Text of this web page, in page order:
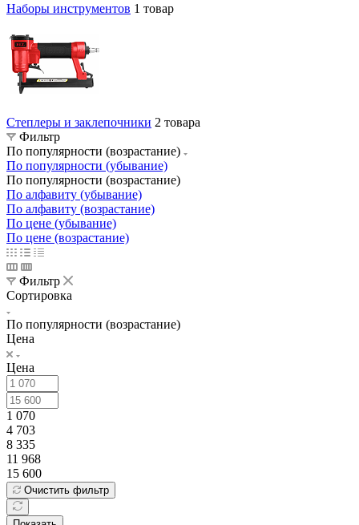
Наборы инструментов 1 товар
Степлеры и заклепочники 2 товара
Фильтр
По популярности (возрастание)
По популярности (убывание)
По популярности (возрастание)
По алфавиту (убывание)
По алфавиту (возрастание)
По цене (убывание)
По цене (возрастание)
Фильтр
Сортировка
По популярности (возрастание)
Цена
Цена
1 070
4 703
8 335
11 968
15 600
Очистить фильтр